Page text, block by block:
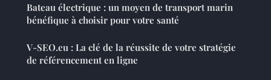
Bateau électrique : un moyen de transport marin
bénéfique à choisir pour votre santé
V-SEO.eu : La clé de la réussite de votre stratégie
de référencement en ligne